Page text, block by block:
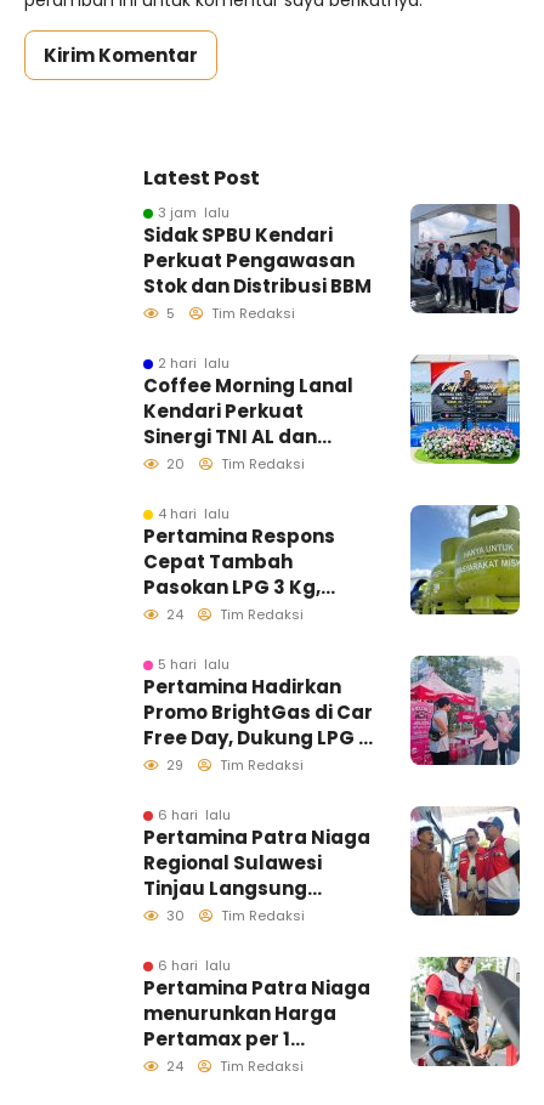
Latest Post
3 jam lalu
Sidak SPBU Kendari
Perkuat Pengawasan
Stok dan Distribusi BBM
5 Tim Redaksi
2 hari lalu
Coffee Morning Lanal
Kendari Perkuat
Sinergi TNI AL dan
Insan Pers Wujudkan
20 Tim Redaksi
4 hari lalu
Pertamina Respons
Cepat Tambah
Pasokan LPG 3 Kg,
Kondisi Penyaluran di
Berlangsung Kondusif
24 Tim Redaksi
5 hari lalu
Pertamina Hadirkan
Promo BrightGas di Car
Free Day, Dukung LPG 3
Kg Tepat Sasaran
29 Tim Redaksi
6 hari lalu
Pertamina Patra Niaga
Regional Sulawesi
Tinjau Langsung
Pelayanan SPBU di
Distribusi Biosolar
Berjalan Optimal
30 Tim Redaksi
6 hari lalu
Pertamina Patra Niaga
menurunkan Harga
Pertamax per 1
Agustus 2026
24 Tim Redaksi